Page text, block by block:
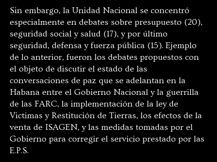
Sin embargo, la Unidad Nacional se concentró
especialmente en debates sobre presupuesto (20),
seguridad social y salud (17), y por último
seguridad, defensa y fuerza pública (15). Ejemplo
de lo anterior, fueron los debates propuestos con
el objeto de discutir el estado de las
conversaciones de paz que se adelantan en la
Habana entre el Gobierno Nacional y la guerrilla
de las FARC, la implementación de la ley de
Victimas y Restitución de Tierras, los efectos de la
venta de ISAGEN, y las medidas tomadas por el
Gobierno para corregir el servicio prestado por las
E.P.S.